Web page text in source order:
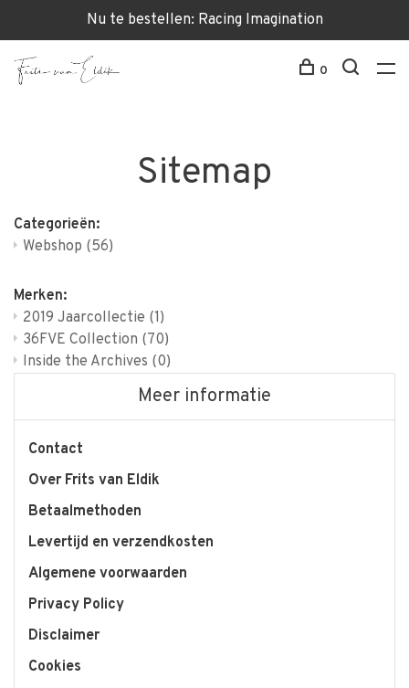
Nu te bestellen: Racing Imagination
0
Sitemap
Categorieën:
Webshop (56)
Merken:
2019 Jaarcollectie (1)
36FVE Collection (70)
Inside the Archives (0)
Meer informatie
Contact
Over Frits van Eldik
Betaalmethoden
Levertijd en verzendkosten
Algemene voorwaarden
Privacy Policy
Disclaimer
Cookies